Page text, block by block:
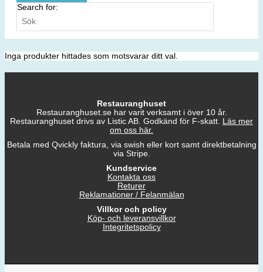
Search for:
Inga produkter hittades som motsvarar ditt val.
Restauranghuset
Restauranghuset.se har varit verksamt i över 10 år.
Restauranghuset drivs av Listic AB. Godkänd för F-skatt. Läs mer
om oss här.
Betala med Qvickly faktura, via swish eller kort samt direktbetalning
via Stripe.
Kundservice
Kontakta oss
Returer
Reklamationer / Felanmälan
Villkor och policy
Köp- och leveransvillkor
Integritetspolicy